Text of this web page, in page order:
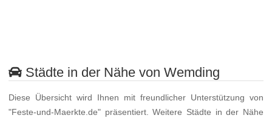
Städte in der Nähe von Wemding
Diese Übersicht wird Ihnen mit freundlicher Unterstützung von
"Feste-und-Maerkte.de" präsentiert. Weitere Städte in der Nähe